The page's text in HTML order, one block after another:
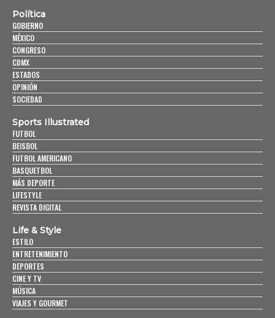
Política
GOBIERNO
MÉXICO
CONGRESO
CDMX
ESTADOS
OPINIÓN
SOCIEDAD
Sports Illustrated
FUTBOL
BEISBOL
FUTBOL AMERICANO
BASQUETBOL
MÁS DEPORTE
LIFESTYLE
REVISTA DIGITAL
Life & Style
ESTILO
ENTRETENIMIENTO
DEPORTES
CINE Y TV
MÚSICA
VIAJES Y GOURMET